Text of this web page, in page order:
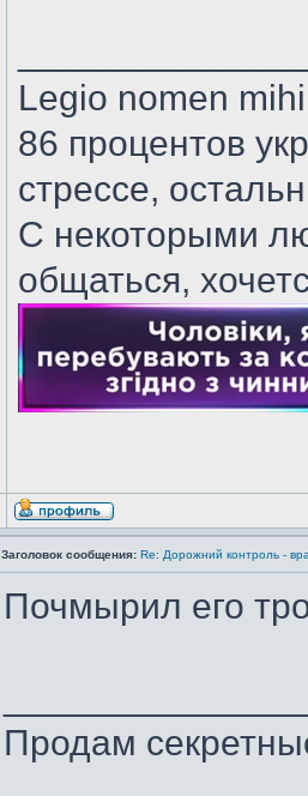
Legio nomen
86 процентов
стрессе,
С некоторыми
общаться,
Заголовок сообщения: Re: Дорожний контроль -
Почмырил его
Продам